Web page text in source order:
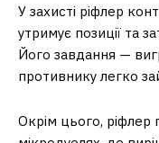
У захисті ріфлер
утримує позиції та
Його завдання —
противнику легко
Окрім цього, ріфлер